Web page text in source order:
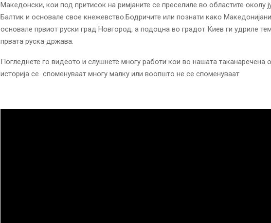
Македонски, кои под притисок на римјаните се преселиле во областите околу
Балтик и основале свое кнежевство.Бодричите или познати како
основале првиот руски град Новгород, а подоцна во градот Киев ги удриле
првата руска држава.
Погледнете го видеото и слушнете многу работи кои во нашата таканаречена
историја се споменуваат многу малку или воопшто не се споменуваат